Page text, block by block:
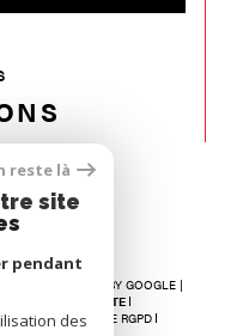
POWERED BY GOOGLE |
PLAN DU SITE
LIENS
POLITIQUE RGPD
reste là
site
pendant
des